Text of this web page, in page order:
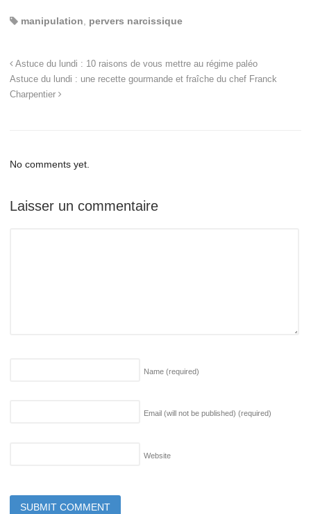
manipulation pervers narcissique
Astuce du lundi : 10 raisons de vous mettre au régime paléo
Astuce du lundi : une recette gourmande et fraîche du chef Franck
Charpentier
No comments yet.
Laisser un commentaire
Name (required)
Email (will not be published) (required)
Website